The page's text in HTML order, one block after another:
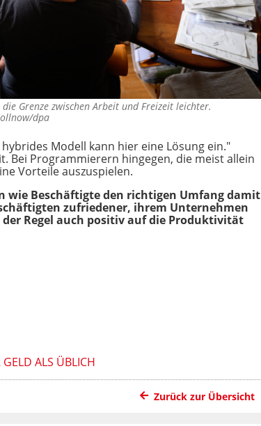
Grenze zwischen Arbeit und Freizeit leichter.
dpa
Modell kann hier eine Lösung ein."
Bei Programmierern hingegen, die meist allein
Vorteile auszuspielen.
wie Beschäftigte den richtigen Umfang damit
zufriedener, ihrem Unternehmen
Regel auch positiv auf die Produktivität
ALS ÜBLICH
Zurück zur Übersicht